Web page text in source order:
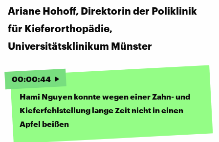
Ariane Hohoff, Direktorin der Poliklinik
für Kieferorthopädie,
Universitätsklinikum Münster
00:00:44
Hami Nguyen konnte wegen einer Zahn- und
Kieferfehlstellung lange Zeit nicht in einen
Apfel beißen